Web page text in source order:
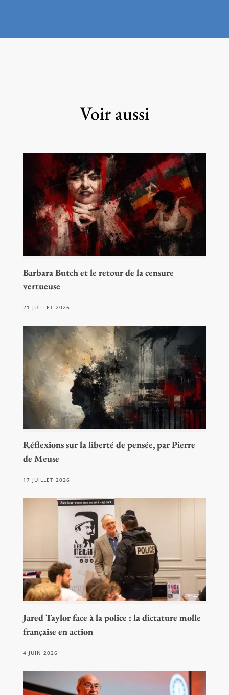
Voir aussi
Barbara Butch et le retour de la censure
vertueuse
21 JUILLET 2026
Réflexions sur la liberté de pensée, par Pierre
de Meuse
17 JUILLET 2026
Jared Taylor face à la police : la dictature molle
française en action
4 JUIN 2026